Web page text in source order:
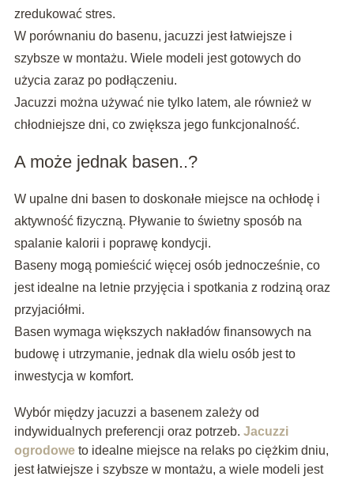
zredukować stres.
W porównaniu do basenu, jacuzzi jest łatwiejsze i
szybsze w montażu. Wiele modeli jest gotowych do
użycia zaraz po podłączeniu.
Jacuzzi można używać nie tylko latem, ale również w
chłodniejsze dni, co zwiększa jego funkcjonalność.
A może jednak basen..?
W upalne dni basen to doskonałe miejsce na ochłodę i
aktywność fizyczną. Pływanie to świetny sposób na
spalanie kalorii i poprawę kondycji.
Baseny mogą pomieścić więcej osób jednocześnie, co
jest idealne na letnie przyjęcia i spotkania z rodziną oraz
przyjaciółmi.
Basen wymaga większych nakładów finansowych na
budowę i utrzymanie, jednak dla wielu osób jest to
inwestycja w komfort.
Wybór między jacuzzi a basenem zależy od
indywidualnych preferencji oraz potrzeb. Jacuzzi
ogrodoweto idealne miejsce na relaks po ciężkim dniu,
jest łatwiejsze i szybsze w montażu, a wiele modeli jest